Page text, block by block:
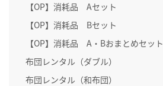
【OP】消耗品 Aセット
【OP】消耗品 Bセット
【OP】消耗品 A・Bおまとめセット
布団レンタル（ダブル）
布団レンタル（和布団）